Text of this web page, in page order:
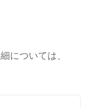
については、